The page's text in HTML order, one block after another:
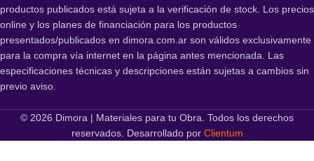
productos publicados está sujeta a la verificación de stock. Los precios
online y los planes de financiación para los productos
presentados/publicados en dimora.com.ar son válidos exclusivamente
para la compra vía internet en la página antes mencionada. Las
especificaciones técnicas y descripciones están sujetas a cambios sin
previo aviso.
© 2026 Dimora | Materiales para tu Obra. Todos los derechos
reservados. Desarrollado por Clientum